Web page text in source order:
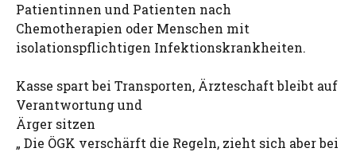
Patientinnen und Patienten nach
Chemotherapien oder Menschen mit
isolationspflichtigen Infektionskrankheiten.
Kasse spart bei Transporten, Ärzteschaft bleibt auf
Verantwortung und
Ärger sitzen
„ Die ÖGK verschärft die Regeln, zieht sich aber bei